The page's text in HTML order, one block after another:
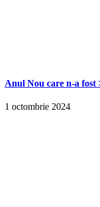
Anul Nou care n-a fost
1 octombrie 2024